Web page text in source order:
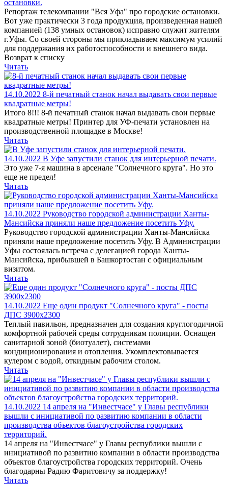
остановки.
Репортаж телекомпании "Вся Уфа" про городские остановки.
Вот уже практически 3 года продукция, произведенная нашей
компанией (138 умных остановок) исправно служит жителям
г.Уфы. Со своей стороны мы прикладываем максимум усилий
для поддержания их работоспособности и внешнего вида.
Возврат к списку
Читать
14.10.2022 8-й печатный станок начал выдавать свои первые
квадратные метры!
Итого 8!!! 8-й печатный станок начал выдавать свои первые
квадратные метры! Принтер для УФ-печати установлен на
производственной площадке в Москве!
Читать
14.10.2022 В Уфе запустили станок для интерьерной печати.
Это уже 7-я машина в арсенале "Солнечного круга". Но это
еще не предел!
Читать
14.10.2022 Руководство городской администрации Ханты-
Мансийска приняли наше предложение посетить Уфу.
Руководство городской администрации Ханты-Мансийска
приняли наше предложение посетить Уфу. В Администрации
Уфы состоялась встреча с делегацией города Ханты-
Мансийска, прибывшей в Башкортостан с официальным
визитом.
Читать
14.10.2022 Еще один продукт "Солнечного круга" - посты
ДПС 3900х2300
Теплый павильон, предназначен для создания круглогодичной
комфортной рабочей среды сотрудникам полиции. Оснащен
санитарной зоной (биотуалет), системами
кондиционирования и отопления. Укомплектовывается
кулером с водой, откидным рабочим столом.
Читать
14.10.2022 14 апреля на "Инвестчасе" у Главы республики
вышли с инициативой по развитию компании в области
производства объектов благоустройства городских
территорий.
14 апреля на "Инвестчасе" у Главы республики вышли с
инициативой по развитию компании в области производства
объектов благоустройства городских территорий. Очень
благодарны Радию Фаритовичу за поддержку!
Читать